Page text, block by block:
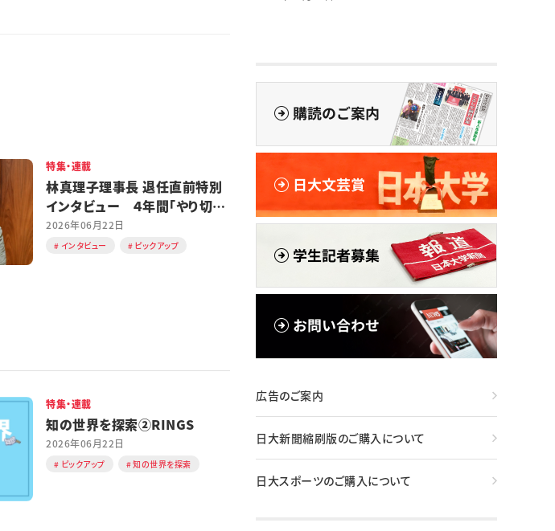
特集・連載
林真理子理事長 退任直前特別
インタビュー ４年間「やり切っ
た」
2026年06月22日
インタビュー ピックアップ
特集・連載
知の世界を探索②RINGS
2026年06月22日
ピックアップ 知の世界を探索
広告のご案内
日大新聞縮刷版のご購入について
日大スポーツのご購入について